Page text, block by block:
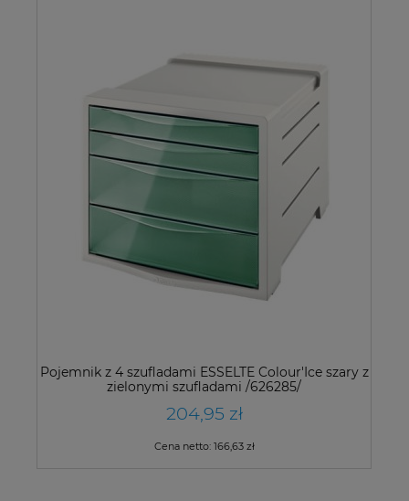
Pojemnik z 4 szufladami ESSELTE Colour'Ice szary z
zielonymi szufladami /626285/
204,95 zł
Cena netto: 166,63 zł